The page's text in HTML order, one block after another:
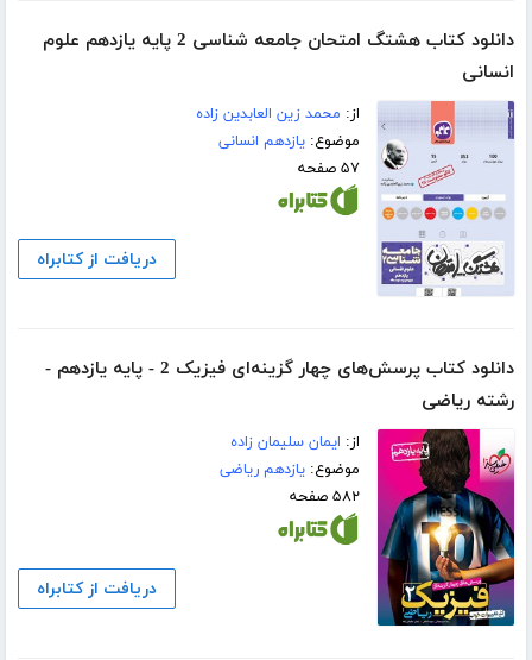
دانلود کتاب هشتگ امتحان جامعه شناسی 2 پایه یازدهم علوم
انسانی
از: محمد زین العابدین زاده
موضوع:یازدهم انسانی
۵۷ صفحه
دریافت از کتابراه
دانلود کتاب پرسش‌های چهار گزینه‌ای فیزیک 2 - پایه یازدهم -
رشته ریاضی
از: ایمان سلیمان زاده
موضوع:یازدهم ریاضی
۵۸۲ صفحه
دریافت از کتابراه